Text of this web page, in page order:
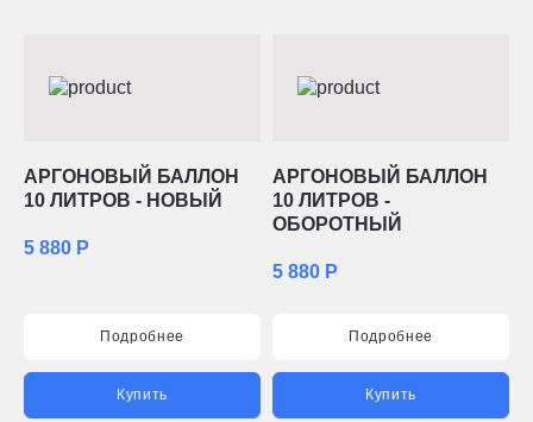
АРГОНОВЫЙ БАЛЛОН
10 ЛИТРОВ - НОВЫЙ
5 880 Р
Подробнее
Купить
АРГОНОВЫЙ БАЛЛОН
10 ЛИТРОВ -
ОБОРОТНЫЙ
5 880 Р
Подробнее
Купить